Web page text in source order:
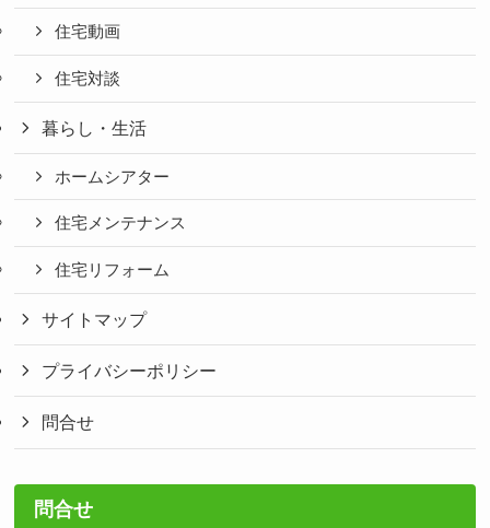
住宅動画
住宅対談
暮らし・生活
ホームシアター
住宅メンテナンス
住宅リフォーム
サイトマップ
プライバシーポリシー
問合せ
問合せ